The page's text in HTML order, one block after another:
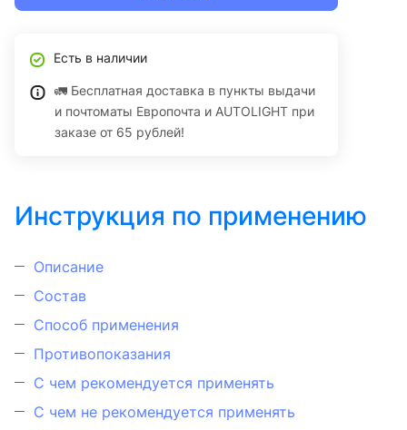
Есть в наличии
🚛 Бесплатная доставка в пункты выдачи
и почтоматы Европочта и AUTOLIGHT при
заказе от 65 рублей!
Инструкция по применению
Описание
Состав
Способ применения
Противопоказания
С чем рекомендуется применять
С чем не рекомендуется применять